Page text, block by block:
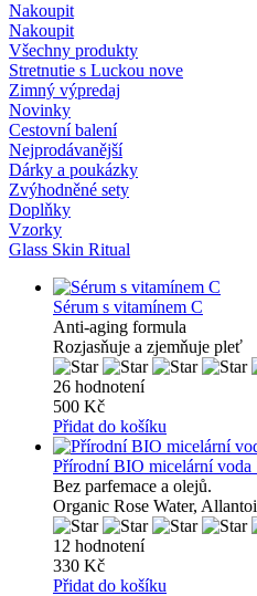
Nakoupit
Nakoupit
Všechny produkty
Stretnutie s Luckou nove
Zimný výpredaj
Novinky
Cestovní balení
Nejprodávanější
Dárky a poukázky
Zvýhodněné sety
Doplňky
Vzorky
Glass Skin Ritual
Sérum s vitamínem C
Anti-aging formula
Rozjasňuje a zjemňuje pleť
26 hodnotení
500 Kč
Přidat do košíku
Přírodní BIO micelární voda
Bez parfemace a olejů.
Organic Rose Water,
12 hodnotení
330 Kč
Přidat do košíku